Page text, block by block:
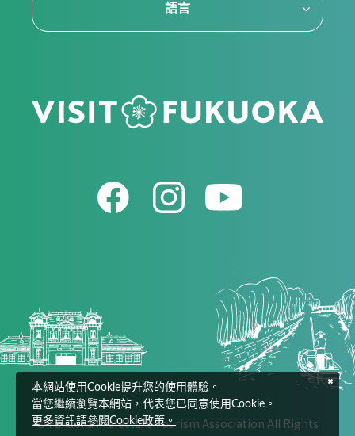
語言
© Fukuoka Prefecture Tourism Association All Rights
本網站使用Cookie提升您的使用體驗。
當您繼續瀏覽本網站，代表您已同意使用Cookie。
更多資訊請參閱Cookie政策。